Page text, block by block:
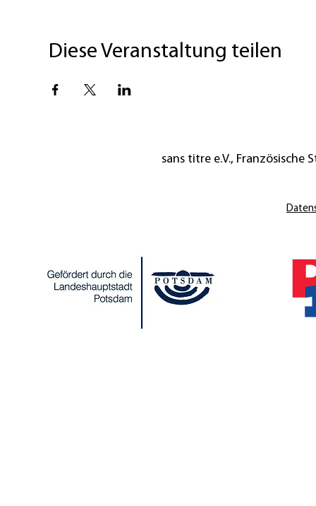
Diese Veranstaltung teilen
sans titre e.V., Französische